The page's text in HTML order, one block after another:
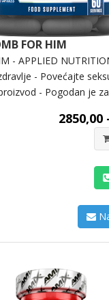
FOR HIM
- APPLIED
- Povećajte
- Pogodan je
2850,00